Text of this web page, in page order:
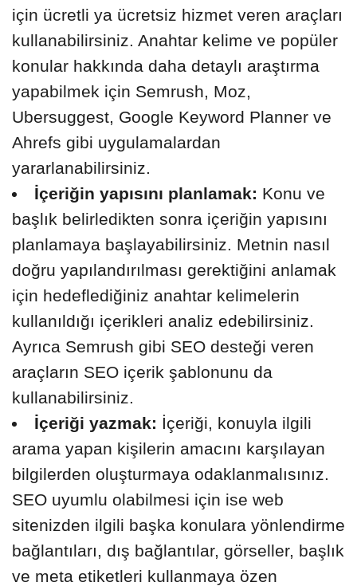
için ücretli ya ücretsiz hizmet veren araçları
kullanabilirsiniz. Anahtar kelime ve popüler
konular hakkında daha detaylı araştırma
yapabilmek için Semrush, Moz,
Ubersuggest, Google Keyword Planner ve
Ahrefs gibi uygulamalardan
yararlanabilirsiniz.
İçeriğin yapısını planlamak: Konu ve
başlık belirledikten sonra içeriğin yapısını
planlamaya başlayabilirsiniz. Metnin nasıl
doğru yapılandırılması gerektiğini anlamak
için hedeflediğiniz anahtar kelimelerin
kullanıldığı içerikleri analiz edebilirsiniz.
Ayrıca Semrush gibi SEO desteği veren
araçların SEO içerik şablonunu da
kullanabilirsiniz.
İçeriği yazmak: İçeriği, konuyla ilgili
arama yapan kişilerin amacını karşılayan
bilgilerden oluşturmaya odaklanmalısınız.
SEO uyumlu olabilmesi için ise web
sitenizden ilgili başka konulara yönlendirme
bağlantıları, dış bağlantılar, görseller, başlık
ve meta etiketleri kullanmaya özen